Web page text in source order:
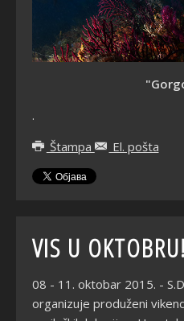
.
Štampa
El. pošta
VIS U OKTOBRU!
08 - 11. oktobar 2015. -
organizuje produženi